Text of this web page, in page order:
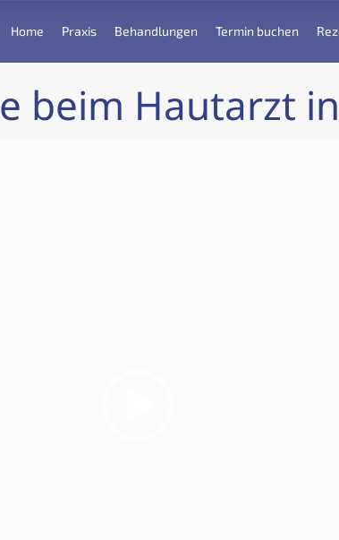
Home Praxis Behandlungen Termin buchen
beim Hautarzt